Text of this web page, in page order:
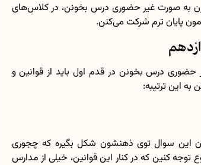
به صورت غیر حضوری درس بخونن، در کلاس‌های
پایان ترم شرکت می‌کنن.
درس بخونن در قدم اول باید از قوانین و
این ترتیبه:
این سوال توی ذهنشون شکل بگیره که چجوری
کنین که در کنار این قوانین، خیلی از مدارس